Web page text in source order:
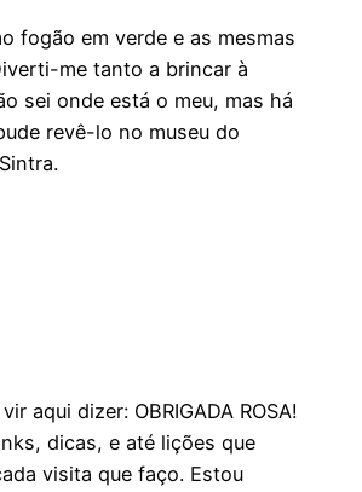
fogão em verde e as mesmas
me tanto a brincar à
sei onde está o meu, mas há
revê-lo no museu do
aqui dizer: OBRIGADA ROSA!
dicas, e até lições que
visita que faço. Estou